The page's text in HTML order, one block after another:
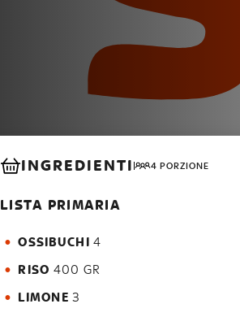
INGREDIENTI 4 PORZIONE
LISTA PRIMARIA
OSSIBUCHI 4
RISO 400 GR
LIMONE 3